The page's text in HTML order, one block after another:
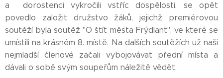
a dorostenci vykročili vstříc dospělosti, se opět
povedlo založit družstvo žáků, jejichž premiérovou
soutěží byla soutěž "O štít města Frýdlant", ve které se
umístili na krásném 8. místě. Na dalších soutěžích už naši
nejmladší členové začali vybojovávat přední místa a
dávali o sobě svým soupeřům náležitě vědět.